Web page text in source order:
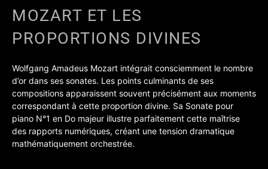
MOZART ET LES
PROPORTIONS DIVINES
Wolfgang Amadeus Mozart intégrait consciemment le nombre
d’or dans ses sonates. Les points culminants de ses
compositions apparaissent souvent précisément aux moments
correspondant à cette proportion divine. Sa Sonate pour
piano N°1 en Do majeur illustre parfaitement cette maîtrise
des rapports numériques, créant une tension dramatique
mathématiquement orchestrée.